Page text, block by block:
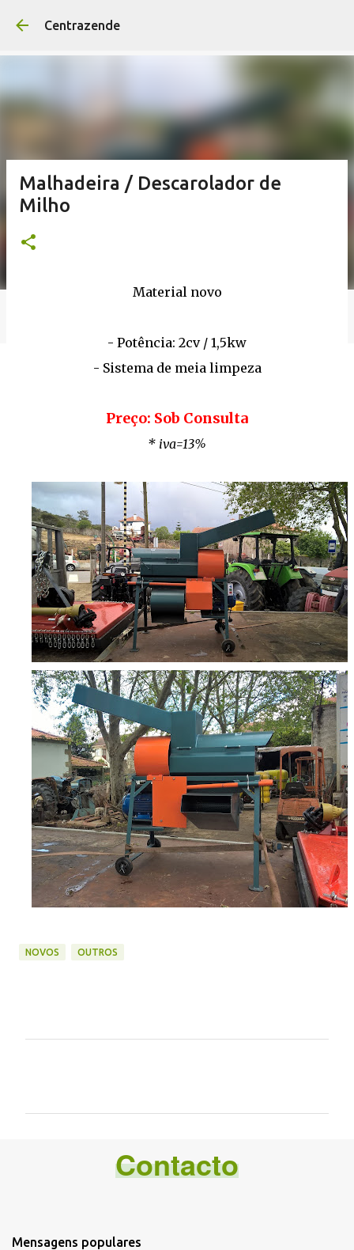
Centrazende
Malhadeira / Descarolador de
Milho
Material novo
- Potência: 2cv / 1,5kw
- Sistema de meia limpeza
Preço: Sob Consulta
* iva=13%
NOVOS OUTROS
i
Contacto
Mensagens populares